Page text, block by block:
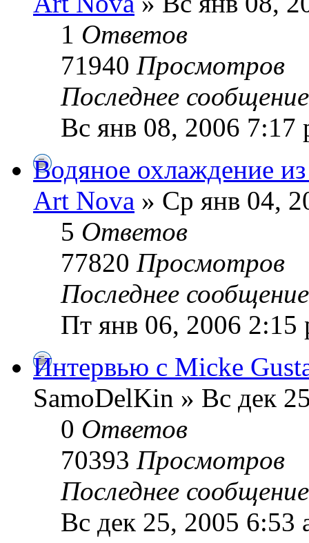
1 Ответов
71940 Просмотров
Последнее
Вс янв 08, 2006 7:17
Водяное охлаждение
Art Nova » Ср янв 04,
5 Ответов
77820 Просмотров
Последнее
Пт янв 06, 2006 2:15
Интервью с Micke
SamoDelKin » Вс дек
0 Ответов
70393 Просмотров
Последнее
Вс дек 25, 2005 6:53